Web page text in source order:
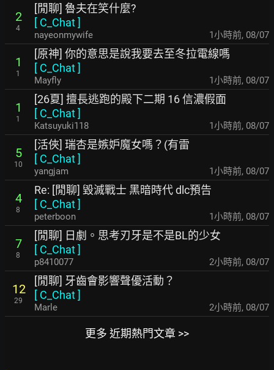
2
4
[閒聊] 魯夫在笑什麼?
[ C_Chat]
nayeonmywife 1小時前, 08/07
1
1
[原神] 你的意思是說我要去至冬拉電線嗎
[ C_Chat]
Mayfly 1小時前, 08/07
1
1
[26夏] 擅長逃跑的殿下二期 16 信濃假面
[ C_Chat]
Katsuyuki118 1小時前, 08/07
5
10
[活俠] 瑞杏是嫉妒魔女嗎？(有雷
[ C_Chat]
yangjam 1小時前, 08/07
4
8
Re: [閒聊] 毀滅戰士 黑暗時代 dlc預告
[ C_Chat]
peterboon 1小時前, 08/07
7
8
[閒聊] 日劇。思考刃牙是不是BL的少女
[ C_Chat]
p8410077 2小時前, 08/07
12
29
[閒聊] 牙齒會影響聲優活動？
[ C_Chat]
Marle 2小時前, 08/07
更多 近期熱門文章 >>